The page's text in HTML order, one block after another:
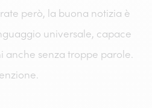
però, la buona notizia è
universale, capace
anche senza troppe parole.